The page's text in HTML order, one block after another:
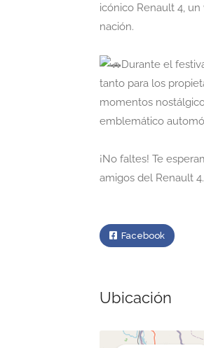
icónico Renault 4,
nación.
Durante el
tanto para los
momentos
emblemático
¡No faltes! Te
amigos del Renault
Facebook
Ubicación